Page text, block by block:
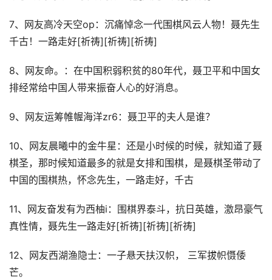
7、网友高冷天空op：沉痛悼念一代围棋风云人物！聂先生
千古！一路走好[祈祷][祈祷][祈祷]
8、网友命。：在中国积弱积贫的80年代，聂卫平和中国女
排经常给中国人带来振奋人心的好消息。
9、网友运筹帷幄海洋zr6：聂卫平的夫人是谁？
10、网友晨曦中的金牛星：还是小时候的时候，就知道了聂
棋圣，那时候知道最多的就是女排和围棋，是聂棋圣带动了
中国的围棋热，怀念先生，一路走好，千古
11、网友奋发有为西柚i：围棋界泰斗，抗日英雄，激昂豪气
真性情，聂先生一路走好[祈祷][祈祷][祈祷]
12、网友西湖渔隐士：一子悬天扶汉帜， 三军拔帜慑倭
芒。